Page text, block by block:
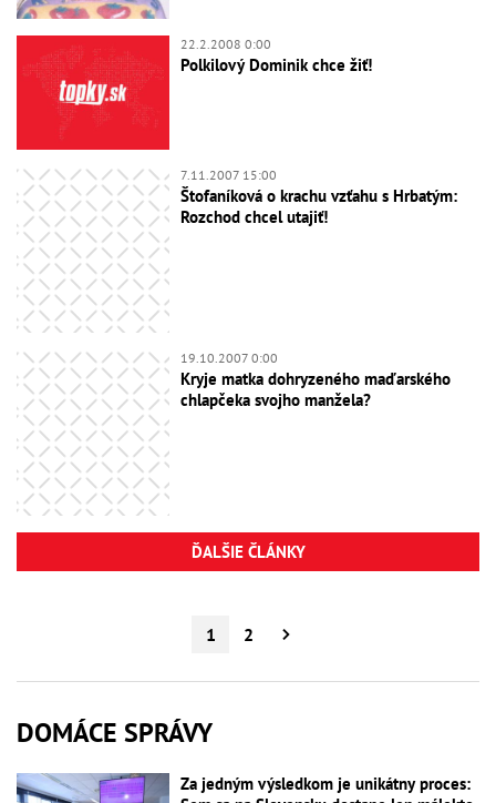
22.2.2008 0:00
Polkilový Dominik chce žiť!
7.11.2007 15:00
Štofaníková o krachu vzťahu s Hrbatým:
Rozchod chcel utajiť!
19.10.2007 0:00
Kryje matka dohryzeného maďarského
chlapčeka svojho manžela?
ĎALŠIE ČLÁNKY
1 2
DOMÁCE SPRÁVY
Za jedným výsledkom je unikátny proces: